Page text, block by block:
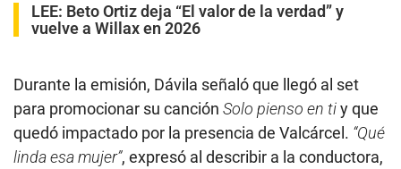
LEE: Beto Ortiz deja “El valor de la verdad” y
vuelve a Willax en 2026
Durante la emisión, Dávila señaló que llegó al set
para promocionar su canción Solo pienso en tiy que
quedó impactado por la presencia de Valcárcel. “Qué
linda esa mujer”, expresó al describir a la conductora,